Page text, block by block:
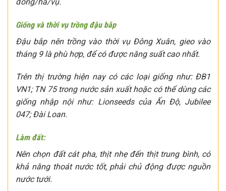
Giống và thời vụ trồng đậu bắp
Đậu bắp nên trồng vào thời vụ Đông Xuân, gieo vào
tháng 9 là phù hợp, để có được năng suất cao nhất.
Trên thị trường hiện nay có các loại giống như: ĐB1
VN1; TN 75 trong nước sản xuất hoặc có thể dùng các
giống nhập nội như: Lionseeds của Ấn Độ, Jubilee
047; Đài Loan.
Làm đất:
Nên chọn đất cát pha, thịt nhẹ đến thịt trung bình, có
khả năng thoát nước tốt, phải chủ động được nguồn
nước tưới.